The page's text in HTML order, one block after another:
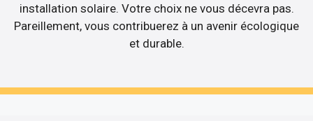
installation solaire. Votre choix ne vous décevra pas.
Pareillement, vous contribuerez à un avenir écologique
et durable.